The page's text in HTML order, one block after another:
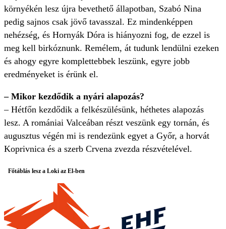
környékén lesz újra bevethető állapotban, Szabó Nina
pedig sajnos csak jövő tavasszal. Ez mindenképpen
nehézség, és Hornyák Dóra is hiányozni fog, de ezzel is
meg kell birkóznunk. Remélem, át tudunk lendülni ezeken
és ahogy egyre komplettebbek leszünk, egyre jobb
eredményeket is érünk el.
– Mikor kezdődik a nyári alapozás?
– Hétfőn kezdődik a felkészülésünk, héthetes alapozás
lesz. A romániai Valceában részt veszünk egy tornán, és
augusztus végén mi is rendezünk egyet a Győr, a horvát
Koprivnica és a szerb Crvena zvezda részvételével.
Főtáblás lesz a Loki az El-ben